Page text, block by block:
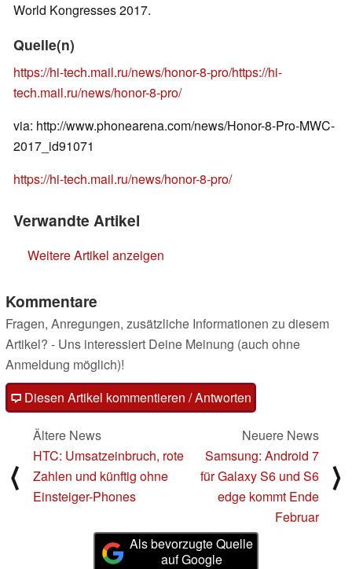
World Kongresses 2017.
Quelle(n)
https://hi-tech.mail.ru/news/honor-8-pro/https://hi-
tech.mail.ru/news/honor-8-pro/
via: http://www.phonearena.com/news/Honor-8-Pro-MWC-
2017_id91071
https://hi-tech.mail.ru/news/honor-8-pro/
Verwandte Artikel
Weitere Artikel anzeigen
Kommentare
Fragen, Anregungen, zusätzliche Informationen zu diesem
Artikel? - Uns interessiert Deine Meinung (auch ohne
Anmeldung möglich)!
Diesen Artikel kommentieren / Antworten
⟨
Ältere News
HTC: Umsatzeinbruch, rote
Zahlen und künftig ohne
Einsteiger-Phones
Neuere News
Samsung: Android 7
für Galaxy S6 und S6
edge kommt Ende
Februar
⟩
Als bevorzugte Quelle
auf Google